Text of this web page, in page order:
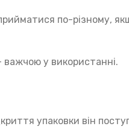
по-різному,
у використанні.
упаковки він